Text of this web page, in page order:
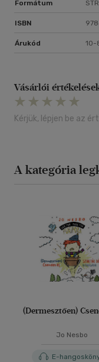
Formátum
ISBN
Árukód 10-
Vásárlói
Kérjük, lépjen be az
A kategória
(Dermesztően)
Jo Nesbo
E-